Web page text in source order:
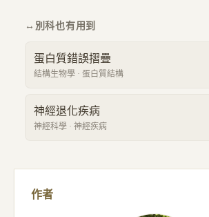
↔ 別科也有用到
蛋白質錯誤摺疊
結構生物學 · 蛋白質結構
神經退化疾病
神經科學 · 神經疾病
作者